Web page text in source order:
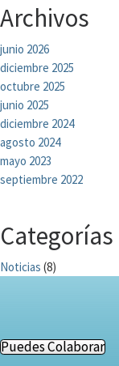
Archivos
junio 2026
diciembre 2025
octubre 2025
junio 2025
diciembre 2024
agosto 2024
mayo 2023
septiembre 2022
Categorías
Noticias (8)
Puedes Colaborar